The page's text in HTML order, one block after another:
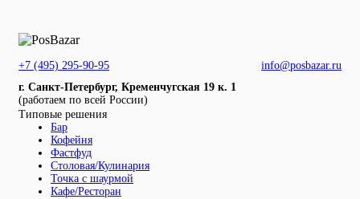
+7 (495) 295-90-95
info@posbazar.ru
г. Санкт-Петербург, Кременчугская 19 к. 1
(работаем по всей России)
Типовые решения
Бар
Кофейня
Фастфуд
Столовая/Кулинария
Точка с шаурмой
Кафе/Ресторан